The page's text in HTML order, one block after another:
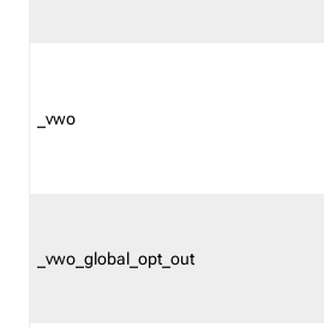
_vwo
_vwo_global_opt_out